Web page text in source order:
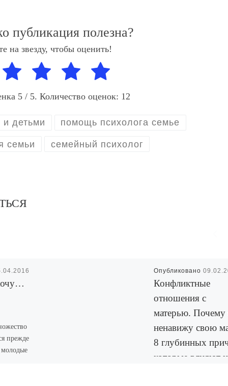
публикация полезна?
на звезду, чтобы оценить!
5 / 5. Количество оценок: 12
детьми помощь психолога семье
семьи семейный психолог
прежде
молодые
Опубликовано
Конфликтные
отношения с
матерью. Почему
ненавижу свою
8 глубинных
которые влияют